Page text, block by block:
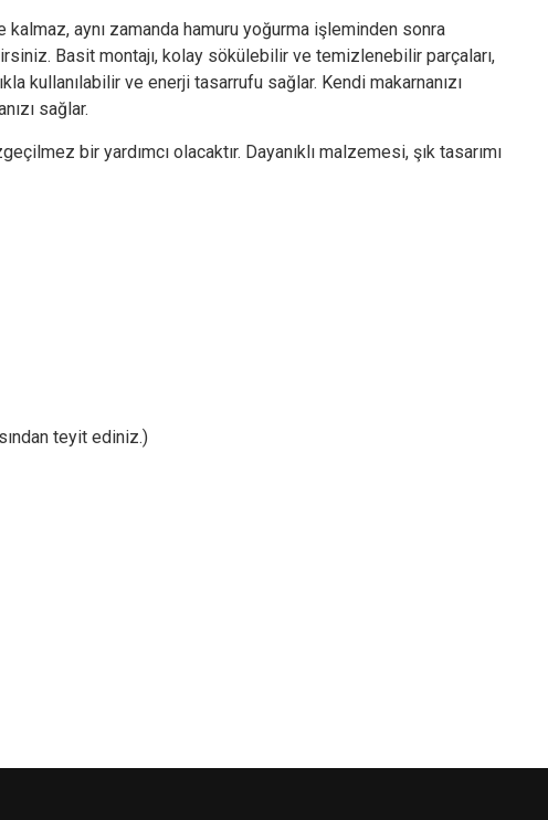
aynı zamanda hamuru yoğurma işleminden sonra
Basit montajı, kolay sökülebilir ve temizlenebilir parçaları,
kullanılabilir ve enerji tasarrufu sağlar. Kendi makarnanızı
sağlar.
bir yardımcı olacaktır. Dayanıklı malzemesi, şık tasarımı
teyit ediniz.)